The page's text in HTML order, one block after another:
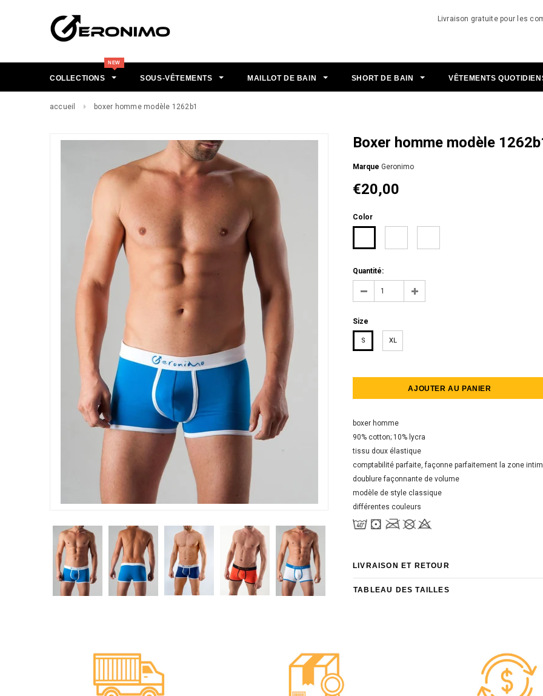
Livraison gratuite pour les
COLLECTIONS SOUS-VÊTEMENTS MAILLOT DE BAIN SHORT DE BAIN VÊTEMENTS
accueil boxer homme modèle 1262b1
Boxer homme modèle
Мarque Geronimo
€20,00
Color
Quantité:
Size
S XL
boxer homme
90% cotton; 10% lycra
tissu doux élastique
comptabilité parfaite, façonne parfaitement la zone
doublure façonnante de volume
modèle de style classique
différentes couleurs
LIVRAISON ET RETOUR
TABLEAU DES TAILLES